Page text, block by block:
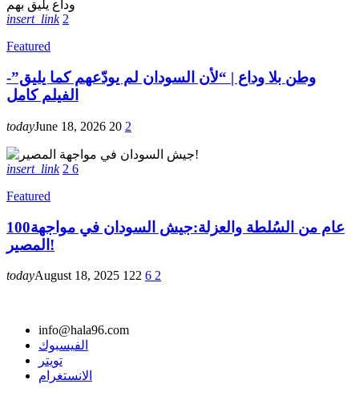
insert_link 2
Featured
وطن بلا وداع | “لأن السودان لم يودّعهم كما يليق”-
الفيلم كامل
todayJune 18, 2026 20 2
insert_link 2 6
Featured
100عام من السُلطة والعزلة:جيش السودان في مواجهة
المصير!
todayAugust 18, 2025 122 6 2
info@hala96.com
الفيسبوك
تويتر
الانستغرام